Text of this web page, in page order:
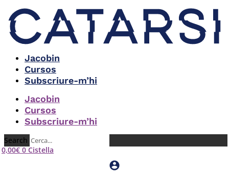
Jacobin
Cursos
Subscriure-m’hi
Jacobin
Cursos
Subscriure-m’hi
Search
0,00€ 0 Cistella